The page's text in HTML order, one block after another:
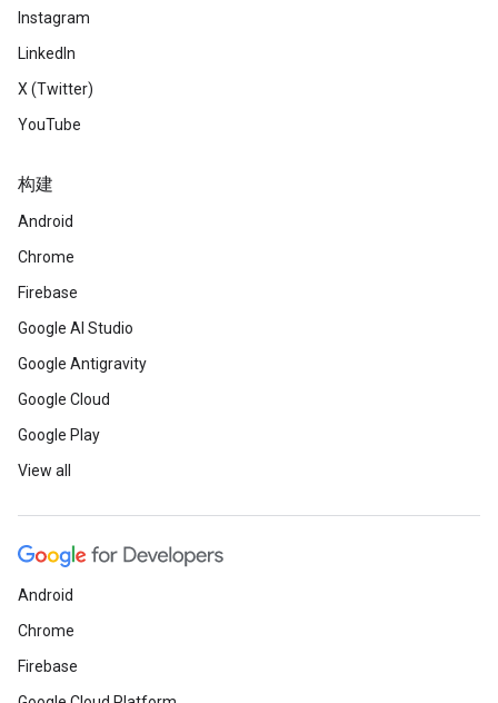
Instagram
LinkedIn
X (Twitter)
YouTube
构建
Android
Chrome
Firebase
Google AI Studio
Google Antigravity
Google Cloud
Google Play
View all
Android
Chrome
Firebase